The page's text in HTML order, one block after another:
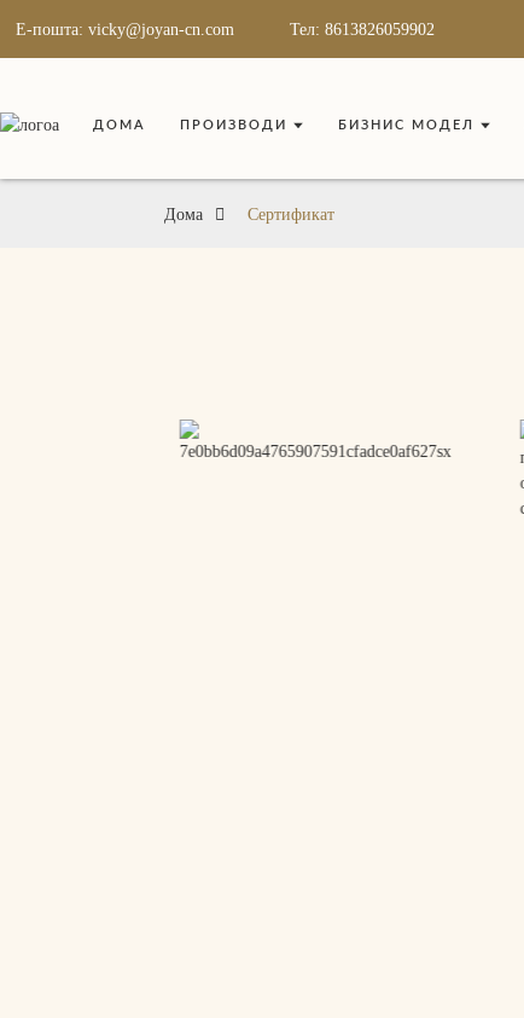
Е-пошта: vicky@joyan-cn.com Тел: 8613826059902
ДОМА ПРОИЗВОДИ БИЗНИС МОДЕЛ
Дома Сертификат